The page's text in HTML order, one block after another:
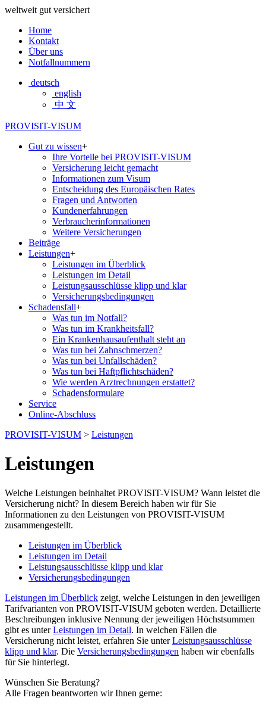
weltweit gut versichert
Home
Kontakt
Über uns
Notfallnummern
deutsch
english
中 文
PROVISIT-VISUM
Gut zu wissen+
Ihre Vorteile bei PROVISIT-VISUM
Versicherung leicht gemacht
Informationen zum Visum
Entscheidung des Europäischen Rates
Fragen und Antworten
Kundenerfahrungen
Verbraucherinformationen
Weitere Versicherungen
Beiträge
Leistungen+
Leistungen im Überblick
Leistungen im Detail
Leistungsausschlüsse klipp und klar
Versicherungs­bedingungen
Schadensfall+
Was tun im Notfall?
Was tun im Krankheitsfall?
Ein Krankenhausaufenthalt steht an
Was tun bei Zahnschmerzen?
Was tun bei Unfallschäden?
Was tun bei Haftpflichtschäden?
Wie werden Arztrechnungen erstattet?
Schadensformulare
Service
Online-Abschluss
PROVISIT-VISUM > Leistungen
Leistungen
Welche Leistungen beinhaltet PROVISIT-VISUM? Wann leistet die
Versicherung nicht? In diesem Bereich haben wir für Sie
Informationen zu den Leistungen von PROVISIT-VISUM
zusammengestellt.
Leistungen im Überblick
Leistungen im Detail
Leistungsausschlüsse klipp und klar
Versicherungsbedingungen
Leistungen im Überblick zeigt, welche Leistungen in den jeweiligen
Tarifvarianten von PROVISIT-VISUM geboten werden. Detaillierte
Beschreibungen inklusive Nennung der jeweiligen Höchstsummen
gibt es unterLeistungen im Detail. In welchen Fällen die
Versicherung nicht leistet, erfahren Sie unterLeistungsausschlüsse
klipp und klar. Die Versicherungsbedingungen haben wir ebenfalls
für Sie hinterlegt.
Wünschen Sie Beratung?
Alle Fragen beantworten wir Ihnen gerne: